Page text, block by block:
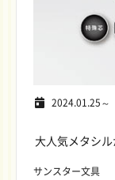
2024.01.25～
大人気メタシ
サンスター文具